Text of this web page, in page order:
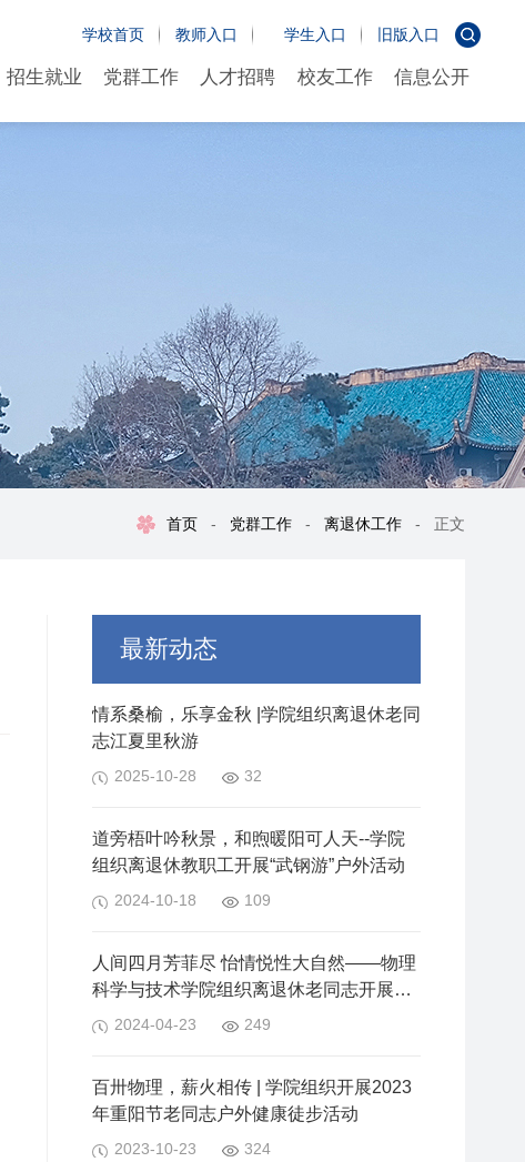
学校首页 教师入口 学生入口 旧版入口
招生就业
党群工作
人才招聘
校友工作
信息公开
首页 - 党群工作 - 离退休工作 - 正文
最新动态
情系桑榆，乐享金秋 |学院组织离退休老同
志江夏里秋游
2025-10-28 32
道旁梧叶吟秋景，和煦暖阳可人天--学院
组织离退休教职工开展“武钢游”户外活动
2024-10-18 109
人间四月芳菲尽 怡情悦性大自然——物理
科学与技术学院组织离退休老同志开展春
游踏青活动
2024-04-23 249
百卅物理，薪火相传 | 学院组织开展2023
年重阳节老同志户外健康徒步活动
2023-10-23 324